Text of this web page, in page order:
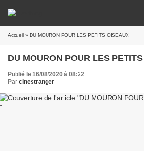
Accueil » DU MOURON POUR LES PETITS OISEAUX
DU MOURON POUR LES
Publié le 16/08/2020 à 08:22
Par cinestranger